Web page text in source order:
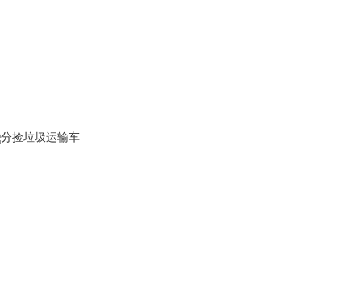
分捡垃圾运输车